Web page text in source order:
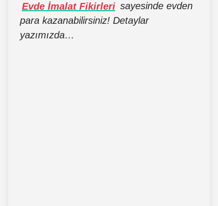
Evde İmalat Fikirleri sayesinde evden
para kazanabilirsiniz! Detaylar
yazımızda…